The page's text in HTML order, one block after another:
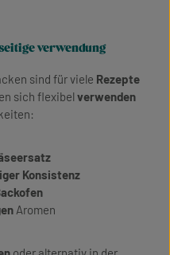
verwendung
sind für viele Rezepte
sich flexibel verwenden
Konsistenz
Aromen